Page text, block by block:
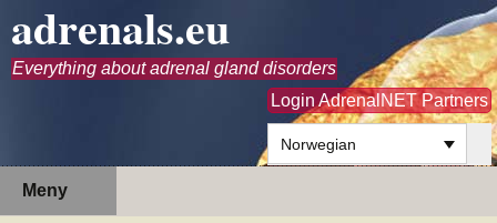
adrenals.eu
Everything about adrenal gland disorders
Login AdrenalNET Partners
Norwegian
Meny